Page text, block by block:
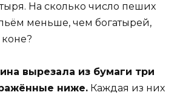
На сколько число пеших
меньше, чем богатырей,
вырезала из бумаги три
ниже. Каждая из них